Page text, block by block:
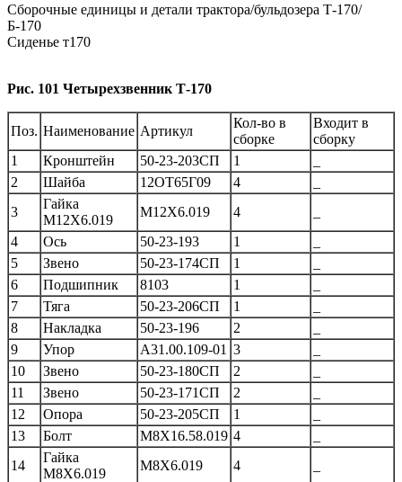
Сборочные единицы и детали трактора/бульдозера Т-170/
Б-170
Сиденье т170
Рис. 101 Четырехзвенник Т-170
Поз. Наименование Артикул
Кол-во в
сборке
Входит в
сборку
1
Кронштейн 50-23-203СП 1
2
Шайба 12ОТ65Г09 4
3
Гайка
М12Х6.019
М12Х6.019 4
4
Ось 50-23-193 1
5
Звено 50-23-174СП 1
6
Подшипник 8103 1
7
Тяга 50-23-206СП 1
8
Накладка 50-23-196 2
9
Упор А31.00.109-01 3
10
Звено 50-23-180СП 2
11
Звено 50-23-171СП 2
12
Опора 50-23-205СП 1
13
Болт М8Х16.58.019 4
14
Гайка
М8Х6.019
М8Х6.019 4